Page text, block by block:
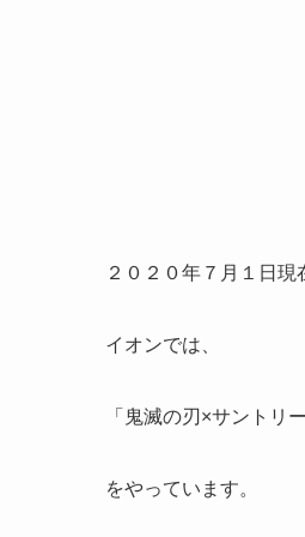
２０２０年７月１日現
イオンでは、
「鬼滅の刃×サントリ
をやっています。